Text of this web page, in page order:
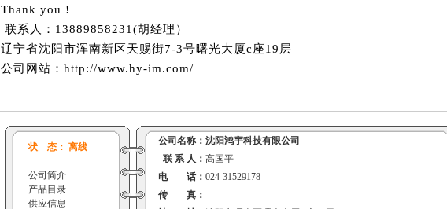
Thank you !
联系人：13889858231(胡经理）
辽宁省沈阳市浑南新区天赐街7-3号曙光大厦c座19层
公司网站：http://www.hy-im.com/
状 态： 离线
公司简介
产品目录
供应信息
公司名称： 沈阳鸿宇科技有限公司
联 系 人： 高国平
电 话： 024-31529178
传 真：